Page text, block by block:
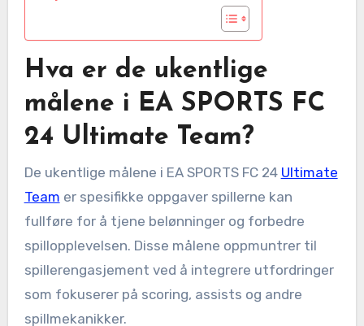
Hva er de ukentlige
målene i EA SPORTS FC
24 Ultimate Team?
De ukentlige målene i EA SPORTS FC 24 Ultimate
Team er spesifikke oppgaver spillerne kan
fullføre for å tjene belønninger og forbedre
spillopplevelsen. Disse målene oppmuntrer til
spillerengasjement ved å integrere utfordringer
som fokuserer på scoring, assists og andre
spillmekanikker.